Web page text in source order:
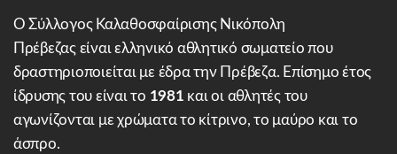
Ο Σύλλογος Καλαθοσφαίρισης Νικόπολη
Πρέβεζας είναι ελληνικό αθλητικό σωματείο που
δραστηριοποιείται με έδρα την Πρέβεζα. Επίσημο έτος
ίδρυσης του είναι το 1981 και οι αθλητές του
αγωνίζονται με χρώματα το κίτρινο, το μαύρο και το
άσπρο.